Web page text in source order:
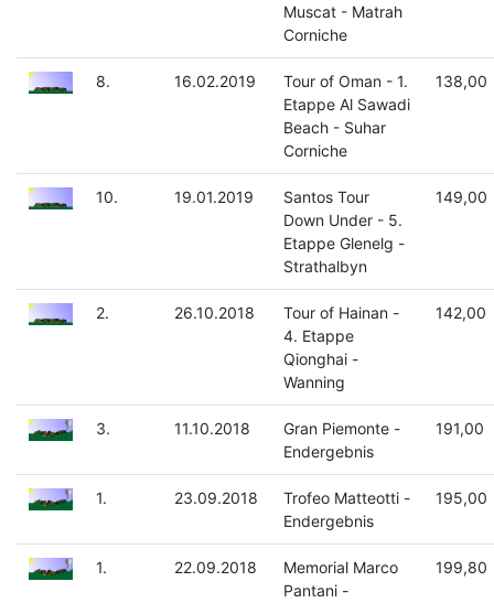
Muscat - Matrah
Corniche
8. 16.02.2019
Tour of Oman - 1.
Etappe Al Sawadi
Beach - Suhar
Corniche
138,00
10. 19.01.2019
Santos Tour
Down Under - 5.
Etappe Glenelg -
Strathalbyn
149,00
2. 26.10.2018
Tour of Hainan -
4. Etappe
Qionghai -
Wanning
142,00
3. 11.10.2018
Gran Piemonte -
Endergebnis
191,00
1. 23.09.2018
Trofeo Matteotti -
Endergebnis
195,00
1. 22.09.2018
Memorial Marco
Pantani -
199,80